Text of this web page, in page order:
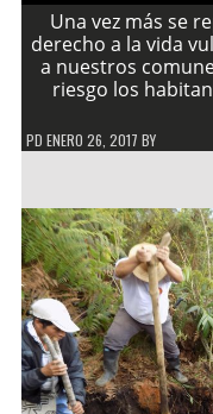
Una vez más se
derecho a la vida
a nuestros
riesgo los
PD ENERO 26, 2017 BY